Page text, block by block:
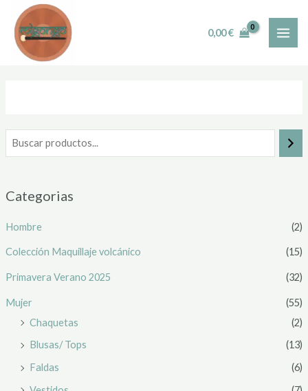
contenido
0,00€
Categorias
Hombre (2)
Colección Maquillaje volcánico (15)
Primavera Verano 2025 (32)
Mujer
(55)
Chaquetas
(2)
Blusas/ Tops
(13)
Faldas
(6)